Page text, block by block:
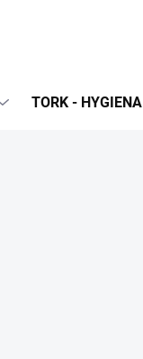
TORK - HYGIENA